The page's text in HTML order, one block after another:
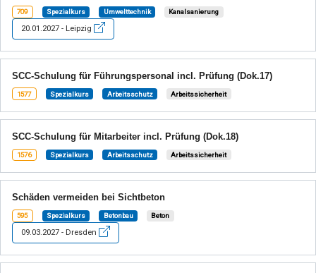
709 Spezialkurs Umwelttechnik Kanalsanierung
20.01.2027 - Leipzig
SCC-Schulung für Führungspersonal incl. Prüfung (Dok.17)
1577 Spezialkurs Arbeitsschutz Arbeitssicherheit
SCC-Schulung für Mitarbeiter incl. Prüfung (Dok.18)
1576 Spezialkurs Arbeitsschutz Arbeitssicherheit
Schäden vermeiden bei Sichtbeton
595 Spezialkurs Betonbau Beton
09.03.2027 - Dresden